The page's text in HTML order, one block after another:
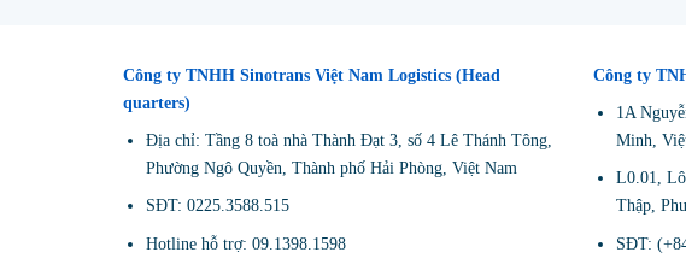
Công ty TNHH Sinotrans Việt Nam Logistics (Head
quarters)
Địa chỉ: Tầng 8 toà nhà Thành Đạt 3, số 4 Lê Thánh Tông,
Phường Ngô Quyền, Thành phố Hải Phòng, Việt Nam
SĐT: 0225.3588.515
Hotline hỗ trợ: 09.1398.1598
Công ty
1A
Minh,
L0.01,
Thập,
SĐT: